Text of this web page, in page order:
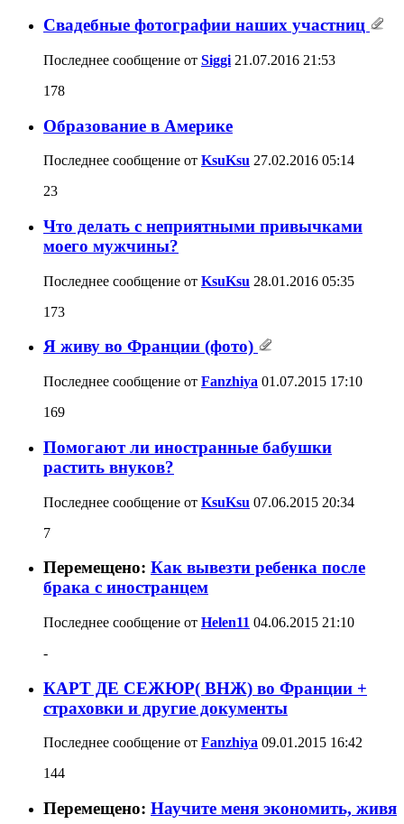
Свадебные фотографии наших участниц
Последнее сообщение от Siggi 21.07.2016 21:53
178
Образование в Америке
Последнее сообщение от KsuKsu 27.02.2016 05:14
23
Что делать с неприятными привычками
моего мужчины?
Последнее сообщение от KsuKsu 28.01.2016 05:35
173
Я живу во Франции (фото)
Последнее сообщение от Fanzhiya 01.07.2015 17:10
169
Помогают ли иностранные бабушки
растить внуков?
Последнее сообщение от KsuKsu 07.06.2015 20:34
7
Перемещено: Как вывезти ребенка после
брака с иностранцем
Последнее сообщение от Helen11 04.06.2015 21:10
-
КАРТ ДЕ СЕЖЮР( ВНЖ) во Франции +
страховки и другие документы
Последнее сообщение от Fanzhiya 09.01.2015 16:42
144
Перемещено: Научите меня экономить, живя